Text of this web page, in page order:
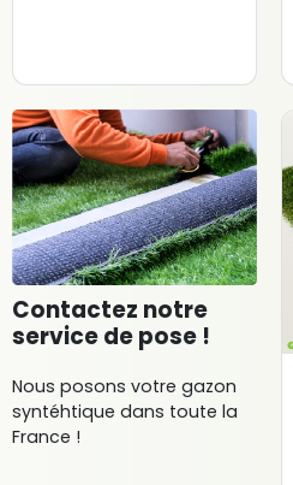
Contactez notre
service de pose !
Nous posons votre gazon
syntéhtique dans toute la
France !